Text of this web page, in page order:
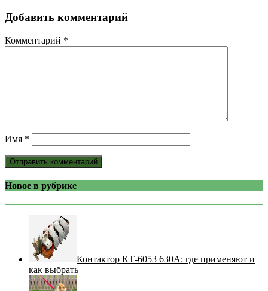
Добавить комментарий
Комментарий *
Имя *
Новое в рубрике
Контактор КТ-6053 630А: где применяют и
как выбрать